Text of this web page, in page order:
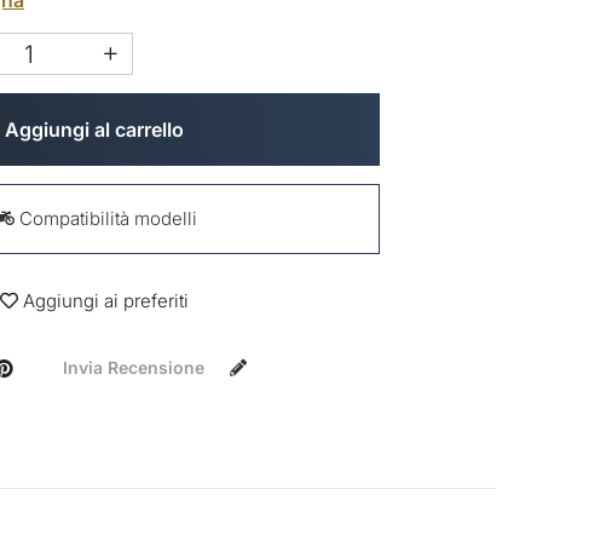
Aggiungi al carrello
Compatibilità modelli
Aggiungi ai preferiti
Invia Recensione